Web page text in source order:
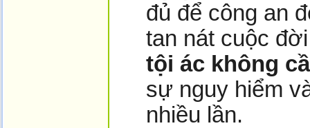
đủ để công an
tan nát cuộc
tội ác không
sự nguy hiểm
nhiều lần.